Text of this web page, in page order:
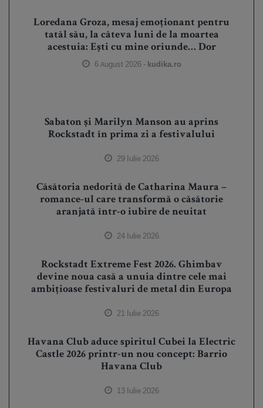
Loredana Groza, mesaj emoționant pentru
tatăl său, la câteva luni de la moartea
acestuia: Ești cu mine oriunde… Dor
6 August 2026 - kudika.ro
Sabaton și Marilyn Manson au aprins
Rockstadt în prima zi a festivalului
29 Iulie 2026
Căsătoria nedorită de Catharina Maura –
romance-ul care transformă o căsătorie
aranjată într-o iubire de neuitat
24 Iulie 2026
Rockstadt Extreme Fest 2026. Ghimbav
devine noua casă a unuia dintre cele mai
ambițioase festivaluri de metal din Europa
21 Iulie 2026
Havana Club aduce spiritul Cubei la Electric
Castle 2026 printr-un nou concept: Barrio
Havana Club
13 Iulie 2026